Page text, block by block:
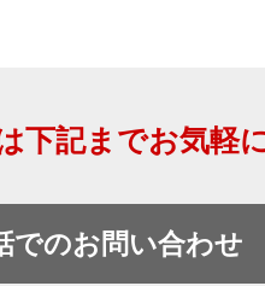
下記までお気軽
でのお問い合わせ